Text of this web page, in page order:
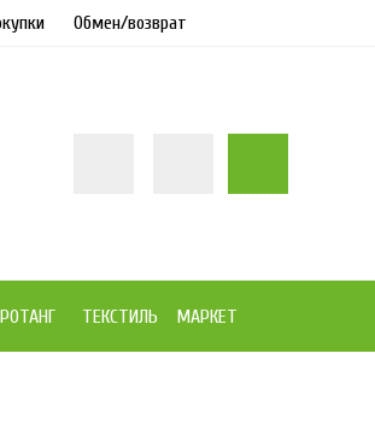
Обмен/возврат
РОТАНГ ТЕКСТИЛЬ МАРКЕТ